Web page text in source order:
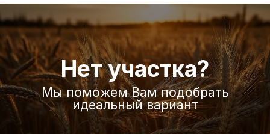
Нет участка?
Мы поможем Вам подобрать
идеальный вариант